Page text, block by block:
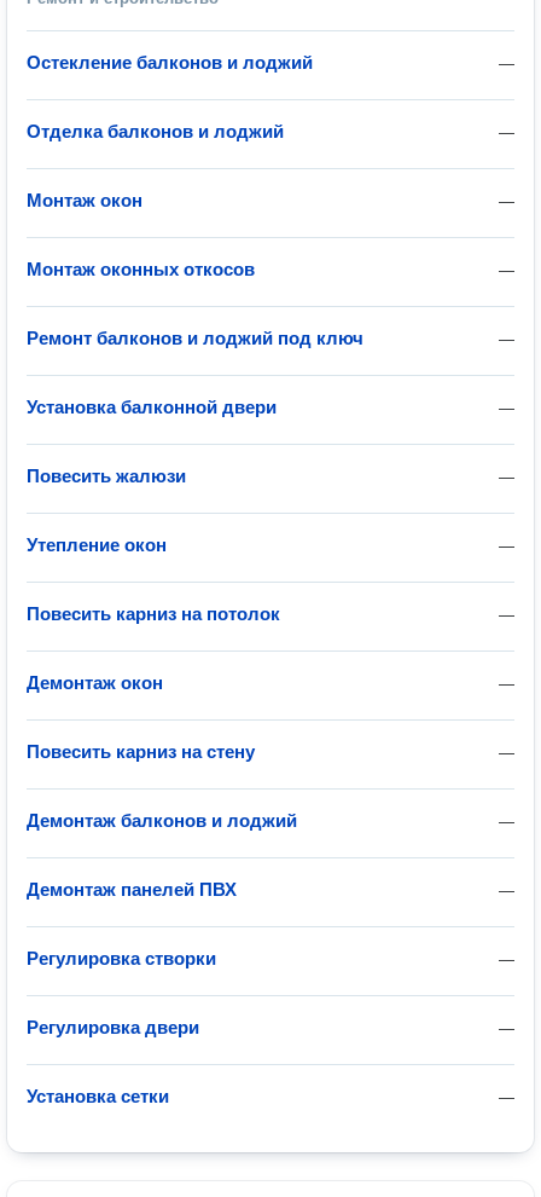
—
Остекление балконов и лоджий
—
Отделка балконов и лоджий
—
Монтаж окон
—
Монтаж оконных откосов
—
Ремонт балконов и лоджий под ключ
—
Установка балконной двери
—
Повесить жалюзи
—
Утепление окон
—
Повесить карниз на потолок
—
Демонтаж окон
—
Повесить карниз на стену
—
Демонтаж балконов и лоджий
—
Демонтаж панелей ПВХ
—
Регулировка створки
—
Регулировка двери
—
Установка сетки